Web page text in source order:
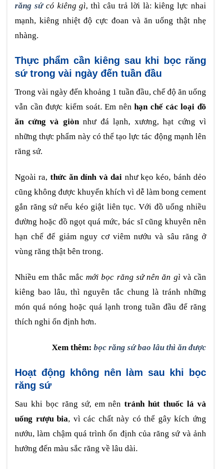
răng sứcó kiêng gì, thì câu trả lời là: kiêng lực nhai
mạnh, kiêng nhiệt độ cực đoan và ăn uống thật nhẹ
nhàng.
Thực phẩm cần kiêng sau khi bọc răng
sứ trong vài ngày đến tuần đầu
Trong vài ngày đến khoảng 1 tuần đầu, chế độ ăn uống
vẫn cần được kiểm soát. Em nênhạn chế các loại đồ
ăn cứng và giònnhư đá lạnh, xương, hạt cứng vì
những thực phẩm này có thể tạo lực tác động mạnh lên
răng sứ.
Ngoài ra, thức ăn dính và dai như kẹo kéo, bánh dẻo
cũng không được khuyến khích vì dễ làm bong cement
gắn răng sứ nếu kéo giật liên tục. Với đồ uống nhiều
đường hoặc đồ ngọt quá mức, bác sĩ cũng khuyên nên
hạn chế để giảm nguy cơ viêm nướu và sâu răng ở
vùng răng thật bên trong.
Nhiều em thắc mắc mới bọc răng sứ nên ăn gì và cần
kiêng bao lâu, thì nguyên tắc chung là tránh những
món quá nóng hoặc quá lạnh trong tuần đầu để răng
thích nghi ổn định hơn.
Xem thêm: bọc răng sứ bao lâu thì ăn được
Hoạt động không nên làm sau khi bọc
răng sứ
Sau khi bọc răng sứ, em nêntránh hút thuốc lá và
uống rượu bia, vì các chất này có thể gây kích ứng
nướu, làm chậm quá trình ổn định của răng sứ và ảnh
hưởng đến màu sắc răng về lâu dài.